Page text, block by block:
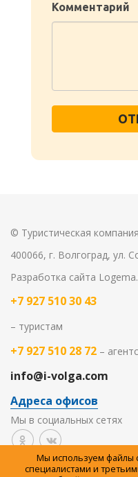
Комментарий
© Туристическая
400066, г. Волгоград, ул.
Разработка сайта
+7 927 510 30 43
– туристам
+7 927 510 28 72 –
info@i-volga.com
Адреса офисов
Мы в социальных сетях
Политика
Мы используем файлы
специалистами и